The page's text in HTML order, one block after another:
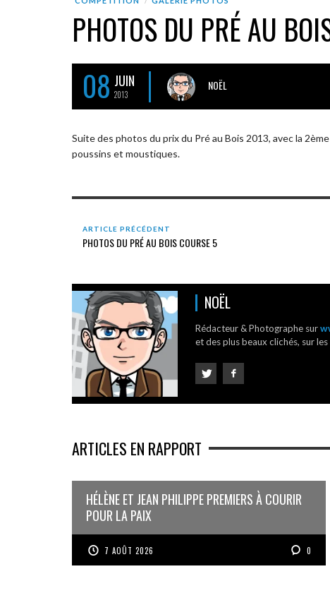
PHOTOS DU PRÉ AU
08 JUIN
2013
NOËL
Suite des photos du prix du Pré au Bois 2013, avec la
poussins et moustiques.
ARTICLE PRÉCÉDENT
PHOTOS DU PRÉ AU BOIS COURSE 5
NOËL
Rédacteur & Photographe sur
et des plus beaux clichés, sur
ARTICLES EN RAPPORT
HÉLÈNE ET JEAN PHILIPPE PREMIERS À COURIR
POUR LA PAIX
7 AOÛT 2026 0